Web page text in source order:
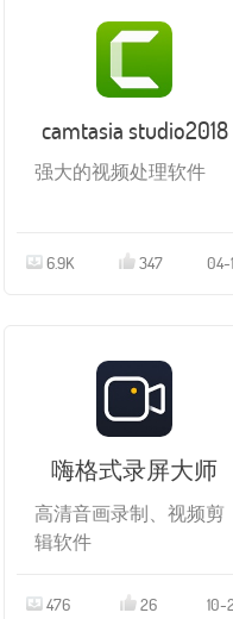
camtasia studio2018
强大的视频处理软件
6.9K 347 04-
嗨格式录屏大师
高清音画录制、视频剪
辑软件
476 26 10-